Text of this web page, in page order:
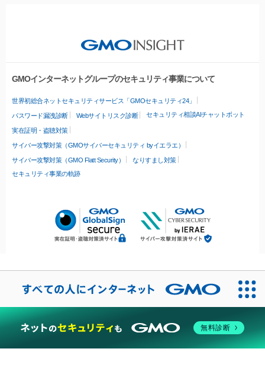
GMOインターネットグループのセキュリティ事業について
世界初総合ネットセキュリティサービス「GMOセキュリティ24」
パスワード漏洩診断 Webサイトリスク診断 セキュリティ相談AIチャットボット
実在証明・盗聴対策
サイバー攻撃対策（GMOサイバーセキュリティ byイエラエ）
サイバー攻撃対策（GMO Flatt Security）
なりすまし対策
セキュリティ事業の軌跡
無料診断